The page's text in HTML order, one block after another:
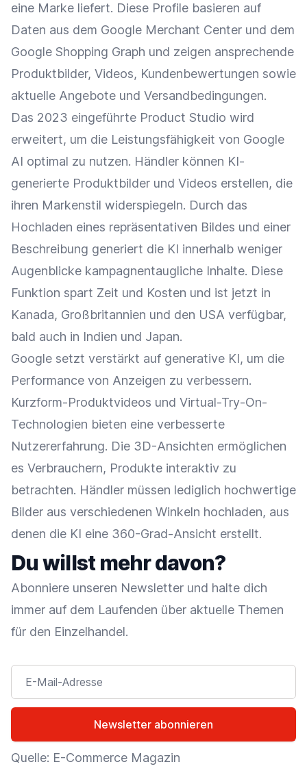
eine Marke liefert. Diese Profile basieren auf
Daten aus dem Google Merchant Center und dem
Google Shopping Graph und zeigen ansprechende
Produktbilder, Videos, Kundenbewertungen sowie
aktuelle Angebote und Versandbedingungen.
Das 2023 eingeführte Product Studio wird
erweitert, um die Leistungsfähigkeit von Google
AI optimal zu nutzen. Händler können KI-
generierte Produktbilder und Videos erstellen, die
ihren Markenstil widerspiegeln. Durch das
Hochladen eines repräsentativen Bildes und einer
Beschreibung generiert die KI innerhalb weniger
Augenblicke kampagnentaugliche Inhalte. Diese
Funktion spart Zeit und Kosten und ist jetzt in
Kanada, Großbritannien und den USA verfügbar,
bald auch in Indien und Japan.
Google setzt verstärkt auf generative KI, um die
Performance von Anzeigen zu verbessern.
Kurzform-Produktvideos und Virtual-Try-On-
Technologien bieten eine verbesserte
Nutzererfahrung. Die 3D-Ansichten ermöglichen
es Verbrauchern, Produkte interaktiv zu
betrachten. Händler müssen lediglich hochwertige
Bilder aus verschiedenen Winkeln hochladen, aus
denen die KI eine 360-Grad-Ansicht erstellt.
Du willst mehr davon?
Abonniere unseren Newsletter und halte dich
immer auf dem Laufenden über aktuelle Themen
für den Einzelhandel.
E-Mail-Adresse
Newsletter abonnieren
Quelle: E-Commerce Magazin